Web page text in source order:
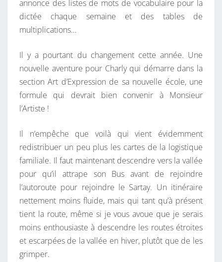
annonce des listes de mots de vocabulaire pour la
dictée chaque semaine et des tables de
multiplications…
Il y a pourtant du changement cette année. Une
nouvelle aventure pour Charly qui démarre dans la
section Art d’Expression de sa nouvelle école, une
formule qui devrait bien convenir à Monsieur
l’Artiste !
Il n’empêche que voilà qui vient évidemment
redistribuer un peu plus les cartes de la logistique
familiale. Il faut maintenant descendre vers la vallée
pour qu’il attrape son Bus avant de rejoindre
l’autoroute pour rejoindre le Sartay. Un itinéraire
nettement moins fluide, mais qui tant qu’à présent
tient la route, même si je vous avoue que je serais
moins enthousiaste à descendre les routes étroites
et escarpées de la vallée en hiver, plutôt que de les
grimper.